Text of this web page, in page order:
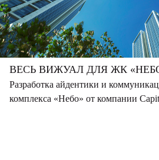
ВЕСЬ ВИЖУАЛ ДЛЯ ЖК
Разработка айдентики и
комплекса «Небо» от компании